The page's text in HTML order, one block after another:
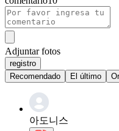
Adjuntar fotos
registro
Recomendado
El último
아도니스